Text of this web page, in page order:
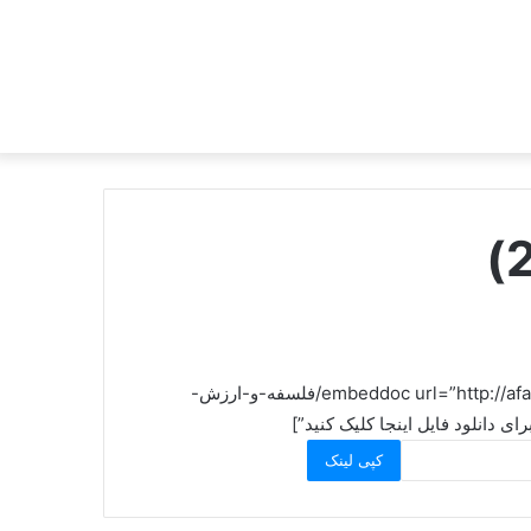
[embeddoc url=”http://afagh.ofoghha.ir/adv/wp-content/uploads/sites/2/2021/09/فلسفه-و-ارزش-
کپی لینک